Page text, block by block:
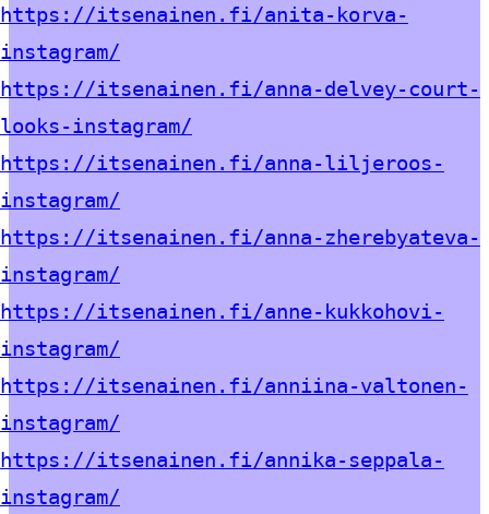
https://itsenainen.fi/anita-korva-
instagram/
https://itsenainen.fi/anna-delvey-court-
looks-instagram/
https://itsenainen.fi/anna-liljeroos-
instagram/
https://itsenainen.fi/anna-zherebyateva-
instagram/
https://itsenainen.fi/anne-kukkohovi-
instagram/
https://itsenainen.fi/anniina-valtonen-
instagram/
https://itsenainen.fi/annika-seppala-
instagram/